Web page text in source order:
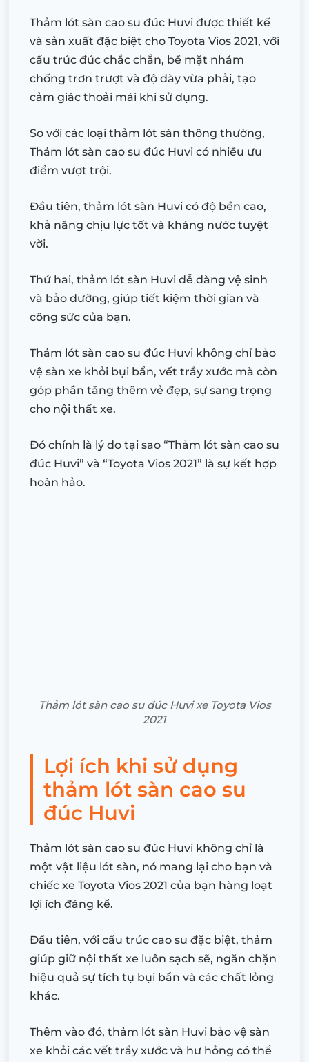
Thảm lót sàn cao su đúc Huvi được thiết kế
và sản xuất đặc biệt cho Toyota Vios 2021, với
cấu trúc đúc chắc chắn, bề mặt nhám
chống trơn trượt và độ dày vừa phải, tạo
cảm giác thoải mái khi sử dụng.
So với các loại thảm lót sàn thông thường,
Thảm lót sàn cao su đúc Huvi có nhiều ưu
điểm vượt trội.
Đầu tiên, thảm lót sàn Huvi có độ bền cao,
khả năng chịu lực tốt và kháng nước tuyệt
vời.
Thứ hai, thảm lót sàn Huvi dễ dàng vệ sinh
và bảo dưỡng, giúp tiết kiệm thời gian và
công sức của bạn.
Thảm lót sàn cao su đúc Huvi không chỉ bảo
vệ sàn xe khỏi bụi bẩn, vết trầy xước mà còn
góp phần tăng thêm vẻ đẹp, sự sang trọng
cho nội thất xe.
Đó chính là lý do tại sao “Thảm lót sàn cao su
đúc Huvi” và “Toyota Vios 2021” là sự kết hợp
hoàn hảo.
Thảm lót sàn cao su đúc Huvi xe Toyota Vios
2021
Lợi ích khi sử dụng
thảm lót sàn cao su
đúc Huvi
Thảm lót sàn cao su đúc Huvi không chỉ là
một vật liệu lót sàn, nó mang lại cho bạn và
chiếc xe Toyota Vios 2021 của bạn hàng loạt
lợi ích đáng kể.
Đầu tiên, với cấu trúc cao su đặc biệt, thảm
giúp giữ nội thất xe luôn sạch sẽ, ngăn chặn
hiệu quả sự tích tụ bụi bẩn và các chất lỏng
khác.
Thêm vào đó, thảm lót sàn Huvi bảo vệ sàn
xe khỏi các vết trầy xước và hư hỏng có thể